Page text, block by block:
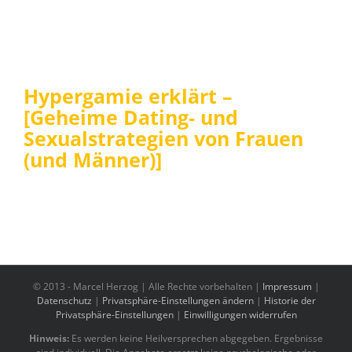
Hypergamie erklärt –
[Geheime Dating- und
Sexualstrategien von Frauen
(und Männer)]
© 2013 - Marcel Herzog | Alle Rechte vorbehalten | Impressum |
Datenschutz | Privatsphäre-Einstellungen ändern| Historie der
Privatsphäre-Einstellungen| Einwilligungen widerrufen
Hinweis: Es werden keine Heilversprechen abgegeben. Ergebnisse